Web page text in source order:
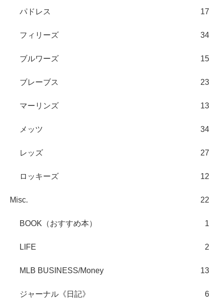
パドレス 17
フィリーズ 34
ブルワーズ 15
ブレーブス 23
マーリンズ 13
メッツ 34
レッズ 27
ロッキーズ 12
Misc. 22
BOOK（おすすめ本） 1
LIFE 2
MLB BUSINESS/Money 13
ジャーナル《日記》 6